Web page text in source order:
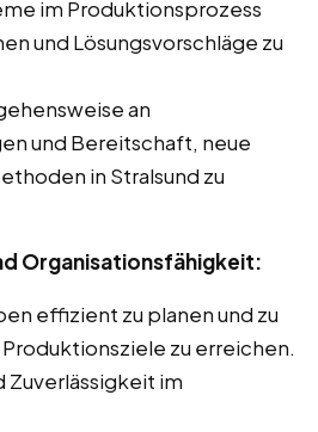
im Produktionsprozess
und Lösungsvorschläge zu
an
und Bereitschaft, neue
in Stralsund zu
Organisationsfähigkeit:
effizient zu planen und zu
zu erreichen.
Zuverlässigkeit im